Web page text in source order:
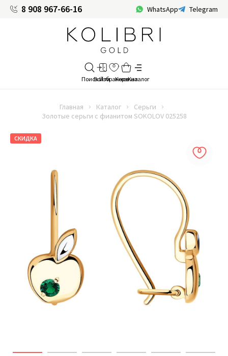
8 908 967-66-16 WhatsApp Telegram
Главная Каталог
Серьги
Золотые серьги с фианитом SOKOLOV 025258
СКИДКА